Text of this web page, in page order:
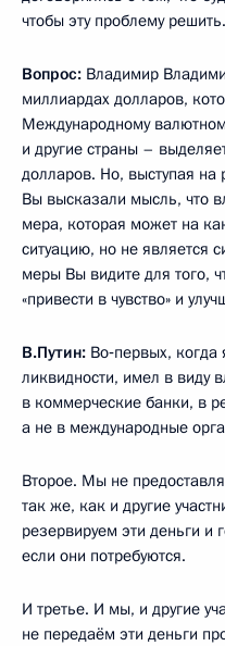
чтобы эту проблему решить.
Вопрос: Владимир
миллиардах долларов,
Международному
и другие страны –
долларов. Но, выступая на
Вы высказали мысль, что
мера, которая может на
ситуацию, но не является
меры Вы видите для того,
«привести в чувство» и
В.Путин: Во‑первых, когда
ликвидности, имел в виду
в коммерческие банки, в
а не в международные
Второе. Мы не
так же, как и другие
резервируем эти деньги и
если они потребуются.
И третье. И мы, и другие
не передаём эти деньги